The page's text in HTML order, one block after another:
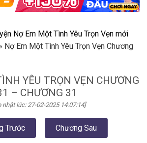
Nợ Em Một Tình Yêu Trọn Vẹn mới
Nợ Em Một Tình Yêu Trọn Vẹn Chương
YÊU TRỌN VẸN CHƯƠNG
– CHƯƠNG 31
nhật lúc: 27-02-2025 14:07:14]
Trước Chương Sau